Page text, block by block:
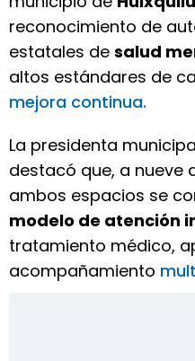
reconocimiento de
estatales de salud
altos estándares de
mejora continua.
La presidenta
destacó que, a nueve
ambos espacios se
modelo de atención
tratamiento médico,
acompañamiento